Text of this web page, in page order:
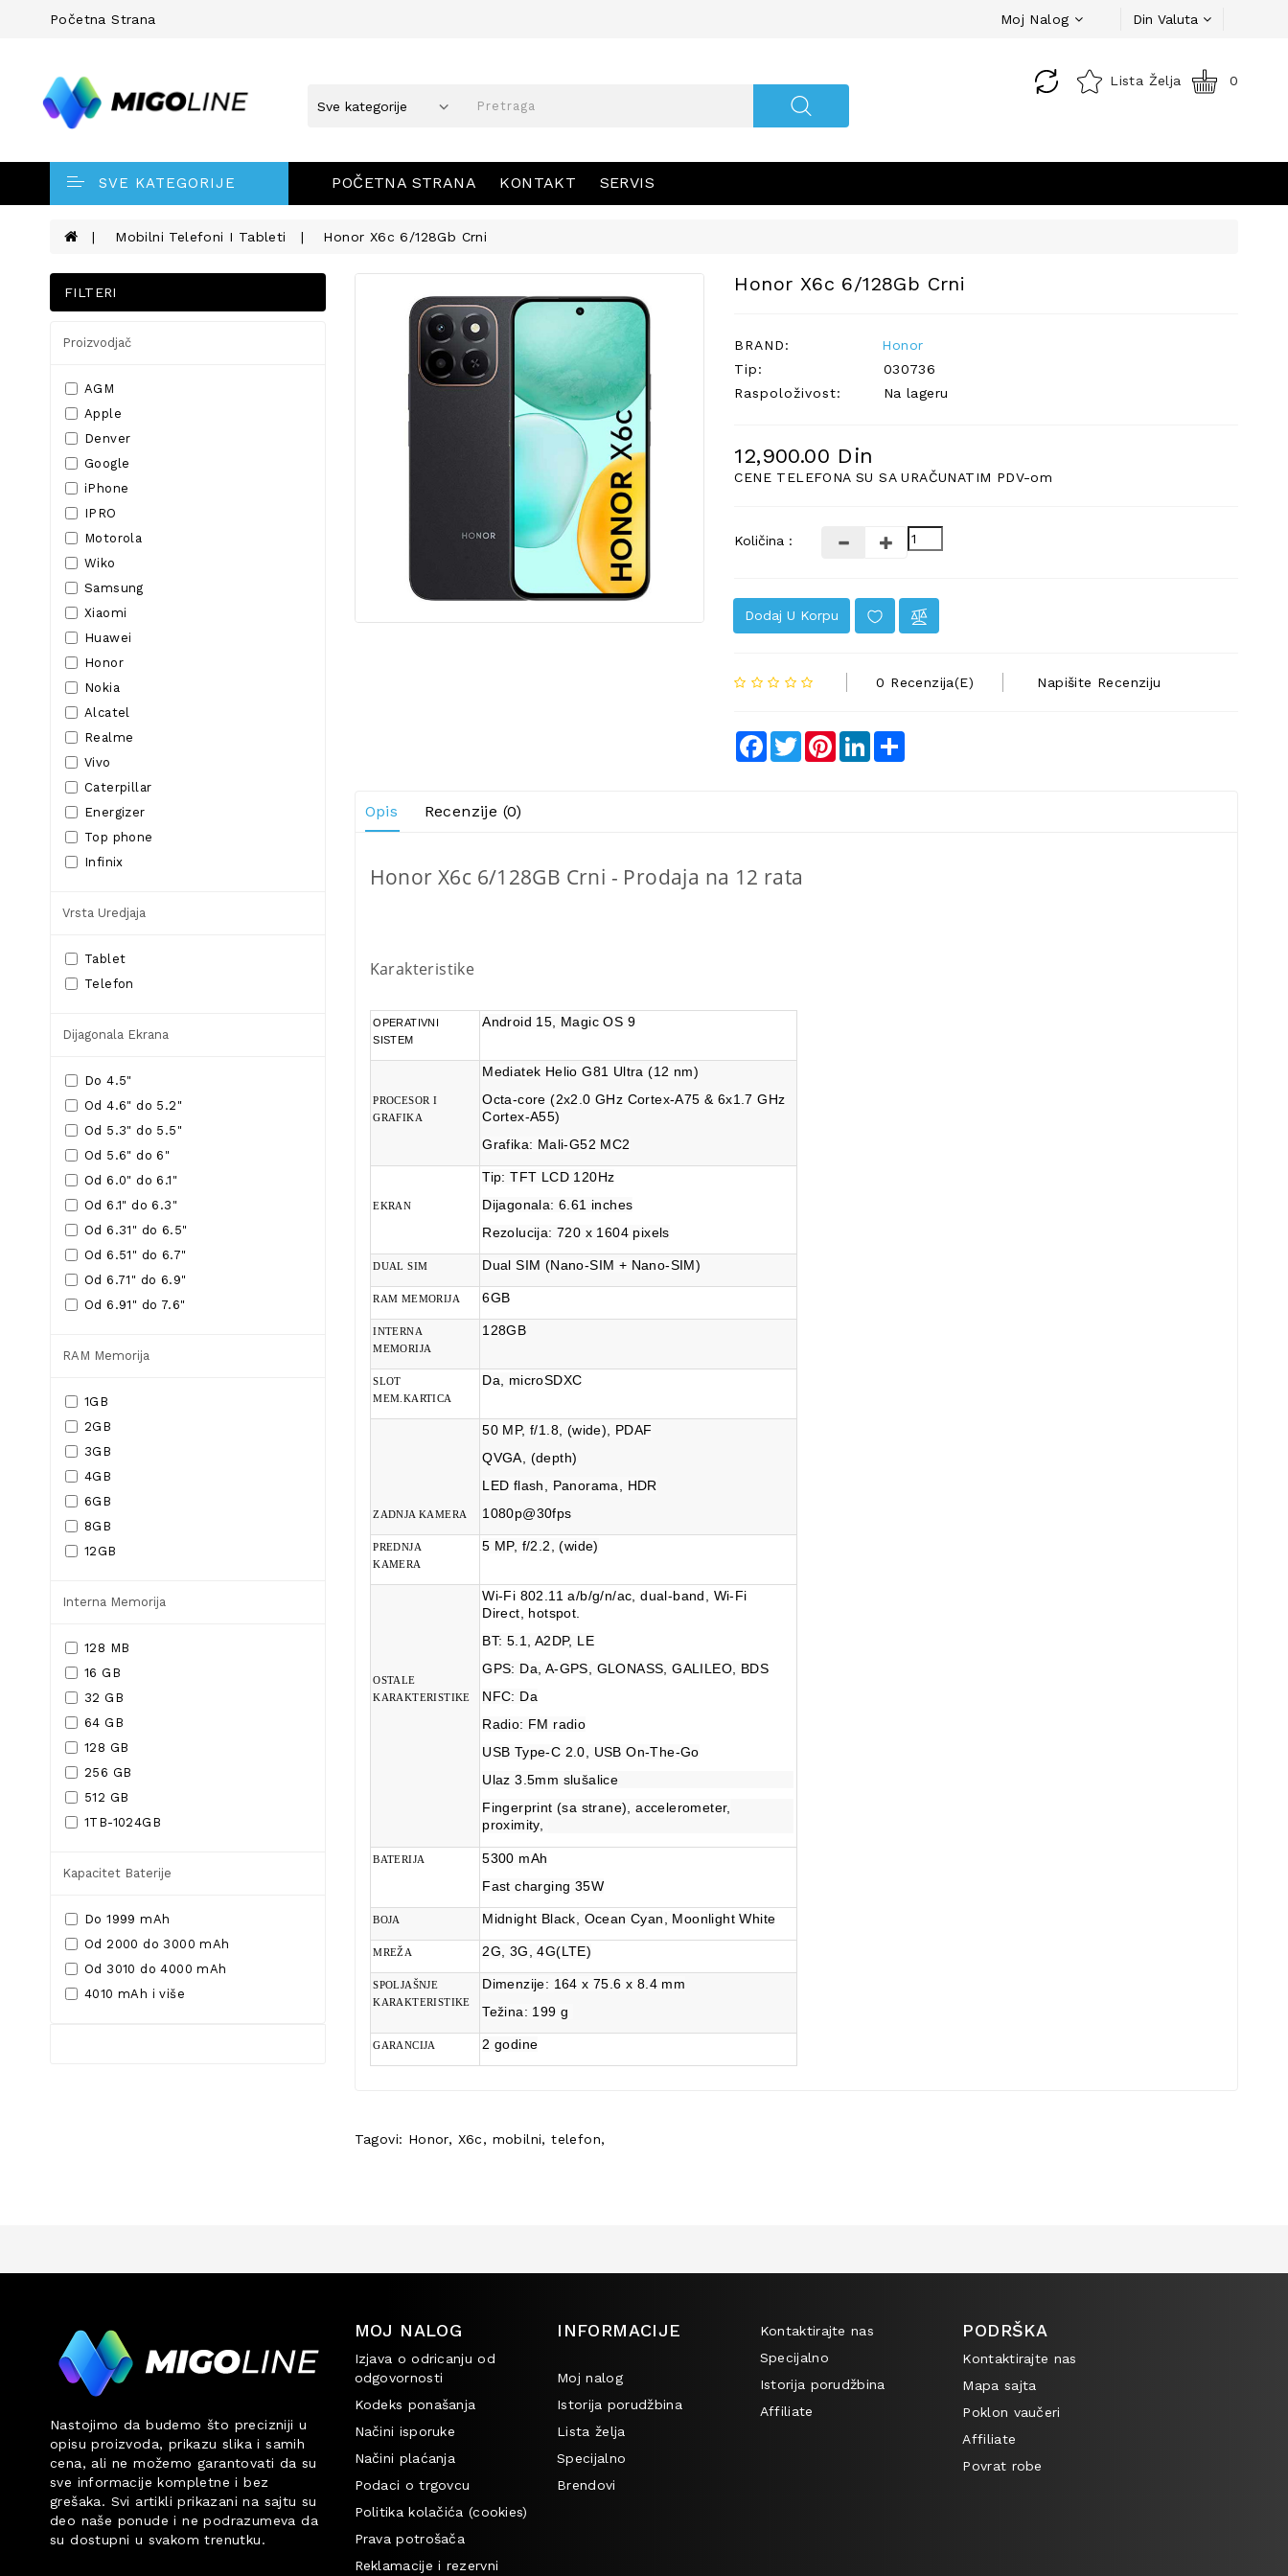
Početna Strana Moj Nalog Din Valuta
Lista Želja 0
SVE KATEGORIJE POČETNA STRANA KONTAKT SERVIS
Mobilni Telefoni I Tableti Honor X6c 6/128Gb Crni
FILTERI
Proizvodjač
AGM
Apple
Denver
Google
iPhone
IPRO
Motorola
Wiko
Samsung
Xiaomi
Huawei
Honor
Nokia
Alcatel
Realme
Vivo
Caterpillar
Energizer
Top phone
Infinix
Vrsta Uredjaja
Tablet
Telefon
Dijagonala Ekrana
Do 4.5"
Od 4.6" do 5.2"
Od 5.3" do 5.5"
Od 5.6" do 6"
Od 6.0" do 6.1"
Od 6.1" do 6.3"
Od 6.31" do 6.5"
Od 6.51" do 6.7"
Od 6.71" do 6.9"
Od 6.91" do 7.6"
RAM Memorija
1GB
2GB
3GB
4GB
6GB
8GB
12GB
Interna Memorija
128 MB
16 GB
32 GB
64 GB
128 GB
256 GB
512 GB
1TB-1024GB
Kapacitet Baterije
Do 1999 mAh
Od 2000 do 3000 mAh
Od 3010 do 4000 mAh
4010 mAh i više
Honor X6c 6/128Gb Crni
BRAND:
Honor
Tip:
030736
Raspoloživost:
Na lageru
12,900.00 Din
CENE TELEFONA SU SA URAČUNATIM PDV-om
Količina :
Dodaj U Korpu
0 Recenzija(e) Napišite Recenziju
Facebook
TwitterPinterestLinkedIn
Opis Recenzije (0)
Honor X6c 6/128GB Crni - Prodaja na 12 rata
Karakteristike
OPERATIVNI
SISTEM
Android 15, Magic OS 9
PROCESOR I
GRAFIKA
Mediatek Helio G81 Ultra (12 nm)
Octa-core (2x2.0 GHz Cortex-A75 & 6x1.7 GHz
Cortex-A55)
Grafika: Mali-G52 MC2
EKRAN
Tip:TFT LCD 120Hz
Dijagonala:6.61 inches
Rezolucija:720 x 1604 pixels
DUAL SIM Dual SIM (Nano-SIM + Nano-SIM)
RAM MEMORIJA 6GB
INTERNA
MEMORIJA
128GB
SLOT
MEM.KARTICA
Da, microSDXC
ZADNJA KAMERA
50 MP, f/1.8, (wide), PDAF
QVGA, (depth)
LED flash, Panorama, HDR
1080p@30fps
PREDNJA
KAMERA
5 MP, f/2.2, (wide)
OSTALE
KARAKTERISTIKE
Wi-Fi 802.11 a/b/g/n/ac, dual-band, Wi-Fi
Direct, hotspot.
BT: 5.1, A2DP, LE
GPS: Da, A-GPS, GLONASS, GALILEO, BDS
NFC: Da
Radio: FM radio
USB Type-C 2.0, USB On-The-Go
Ulaz 3.5mm slušalice
Fingerprint (sa strane), accelerometer,
proximity,
BATERIJA
5300 mAh
Fast charging 35W
BOJA Midnight Black, Ocean Cyan, Moonlight White
MREŽA 2G, 3G, 4G(LTE)
SPOLJAŠNJE
KARAKTERISTIKE
Dimenzije: 164 x 75.6 x 8.4 mm
Težina: 199 g
GARANCIJA 2 godine
Tagovi: Honor, X6c, mobilni,telefon,
Nastojimo da budemo što precizniji u
opisu proizvoda, prikazu slika i samih
cena, ali ne možemo garantovati da su
sve informacije kompletne i bez
grešaka. Svi artikli prikazani na sajtu su
deo naše ponude i ne podrazumeva da
su dostupni u svakom trenutku.
MOJ NALOG
Izjava o odricanju od
odgovornosti
Kodeks ponašanja
Načini isporuke
Načini plaćanja
Podaci o trgovcu
Politika kolačića (cookies)
Prava potrošača
Reklamacije i rezervni
INFORMACIJE
Moj nalog
Istorija porudžbina
Lista želja
Specijalno
Brendovi
Kontaktirajte nas
Specijalno
Istorija porudžbina
Affiliate
PODRŠKA
Kontaktirajte nas
Mapa sajta
Poklon vaučeri
Affiliate
Povrat robe